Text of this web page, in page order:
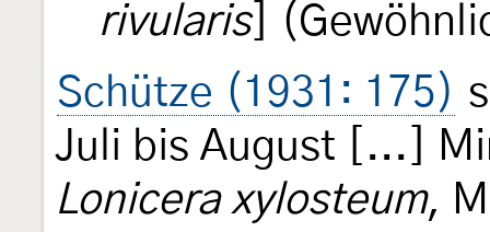
rivularis]
Schütze (1931: 175)
Juli bis August [...]
Lonicera xylosteum,